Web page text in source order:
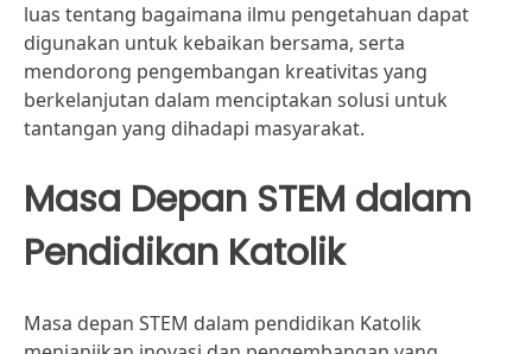
luas tentang bagaimana ilmu pengetahuan dapat
digunakan untuk kebaikan bersama, serta
mendorong pengembangan kreativitas yang
berkelanjutan dalam menciptakan solusi untuk
tantangan yang dihadapi masyarakat.
Masa Depan STEM dalam
Pendidikan Katolik
Masa depan STEM dalam pendidikan Katolik